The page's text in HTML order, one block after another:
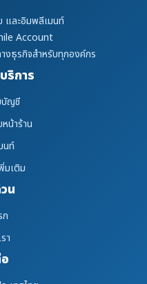
และอิมพลีเมนท์
Account
งธุรกิจสำหรับทุกองค์กร
ริการ
บัญชี
น้าร้าน
นท์
มเติม
น
ก
า